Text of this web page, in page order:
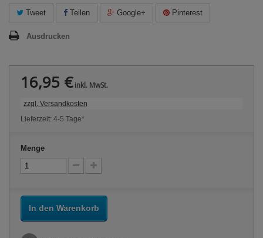
Tweet Teilen Google+ Pinterest
Ausdrucken
16,95 €inkl. MwSt.
zzgl. Versandkosten
Lieferzeit: 4-5 Tage*
Menge
In den Warenkorb